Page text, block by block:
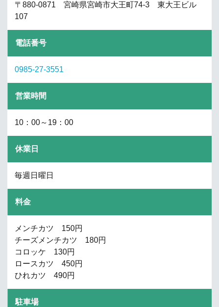
〒880-0871 宮崎県宮崎市大王町74-3 東大王ビル
107
電話番号
0985-27-3551
営業時間
10：00～19：00
休業日
毎週日曜日
料金
メンチカツ 150円
チーズメンチカツ 180円
コロッケ 130円
ロースカツ 450円
ひれカツ 490円
駐車場